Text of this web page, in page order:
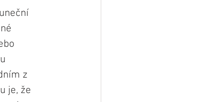
z
je, že